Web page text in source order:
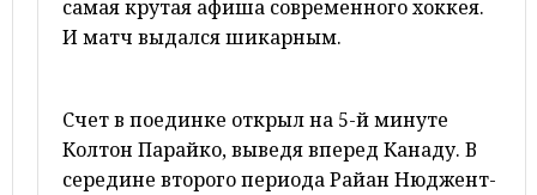
самая крутая афиша современного хоккея.
И матч выдался шикарным.
Счет в поединке открыл на 5-й минуте
Колтон Парайко, выведя вперед Канаду. В
середине второго периода Райан Нюджент-